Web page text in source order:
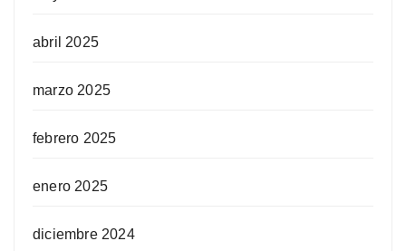
abril 2025
marzo 2025
febrero 2025
enero 2025
diciembre 2024